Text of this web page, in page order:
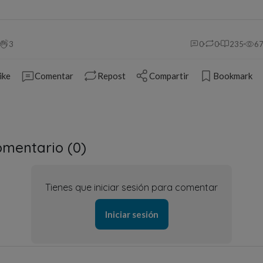
3 0 0 235
Comentar Repost Compartir Bookmark
(0)
Tienes que iniciar sesión para comentar
Iniciar sesión